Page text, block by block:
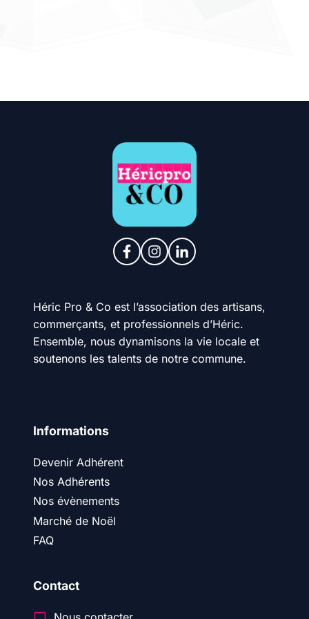
Héric Pro & Co est l’association des artisans,
commerçants, et professionnels d’Héric.
Ensemble, nous dynamisons la vie locale et
soutenons les talents de notre commune.
Informations
Devenir Adhérent
Nos Adhérents
Nos évènements
Marché de Noël
FAQ
Contact